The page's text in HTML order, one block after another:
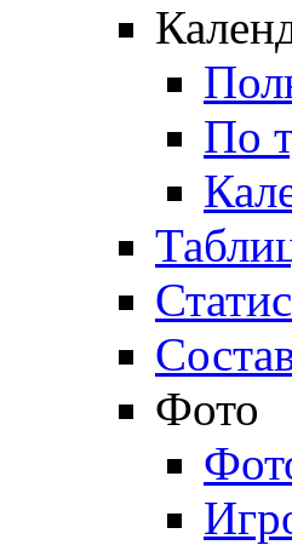
По
Фото